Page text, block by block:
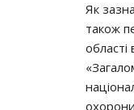
Як
також
області